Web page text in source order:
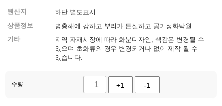
원산지
하단 별도표시
상품정보
병충해에 강하고 뿌리가 튼실하고 공기정화탁월
기타
지역 자재시장에 따라 화분디자인, 색감은 변경될 수
있으며 초화류의 경우 변경되거나 없이 제작 될 수
있습니다.
수량 +1 -1